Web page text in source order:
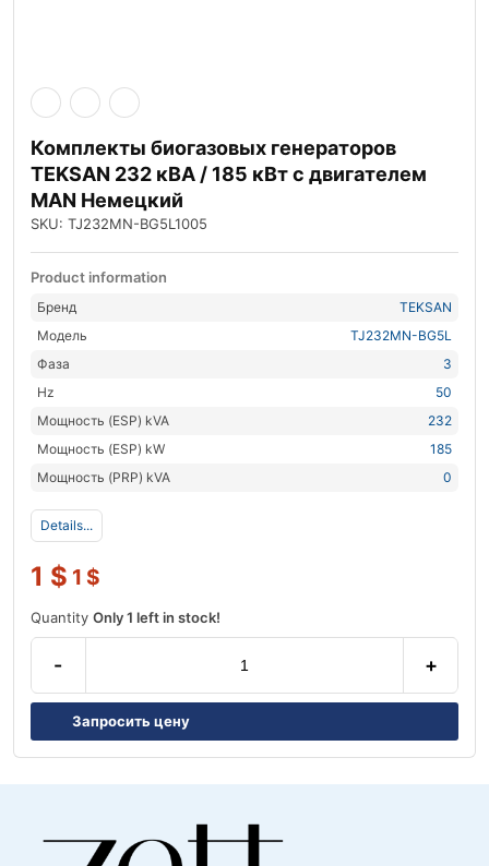
Комплекты биогазовых генераторов
TEKSAN 232 кВА / 185 кВт с двигателем
MAN Немецкий
SKU: TJ232MN-BG5L1005
Product information
Бренд
TEKSAN
Модель
TJ232MN-BG5L
Фаза
3
Hz
50
Мощность (ESP) kVA
232
Мощность (ESP) kW
185
Мощность (PRP) kVA
0
Details...
1 $ 1 $
Quantity Only 1 left in stock!
- +
Запросить цену